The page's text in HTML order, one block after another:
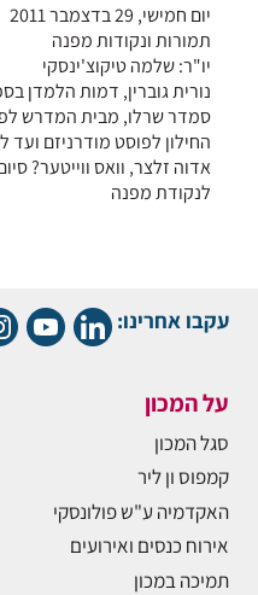
יום חמישי, 29 בדצמבר 2011
תמורות ונקודות מפנה
יו"ר: שלמה טיקוצ'ינסקי
נורית גוברין, דמות הלמדן
סמדר שרלו, מבית המדרש
החילון לפוסט מודרניזם
אדוה זלצר, וואס ווייטער?
לנקודת מפנה
עקבו אחרינו:
על המכון
סגל המכון
קמפוס ון ליר
האקדמיה ע"ש פולונסקי
אירוח כנסים ואירועים
תמיכה במכון